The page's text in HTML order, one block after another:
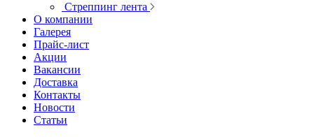
Стреппинг лента
О компании
Галерея
Прайс-лист
Акции
Вакансии
Доставка
Контакты
Новости
Статьи